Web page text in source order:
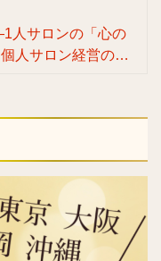
人サロンの「心の
人サロン経営の専